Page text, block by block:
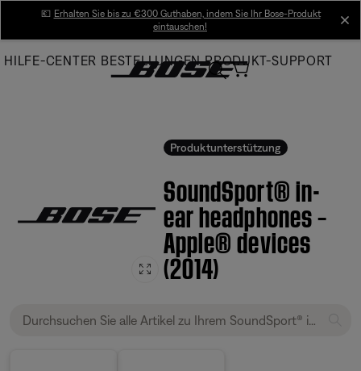
Main
💶 Erhalten Sie bis zu €300 Guthaben, indem Sie Ihr Bose-Produkt
eintauschen!
HILFE-CENTER BESTELLUNGEN PRODUKT-SUPPORT
Produktunterstützung
SoundSport® in-
ear headphones –
Apple® devices
(2014)